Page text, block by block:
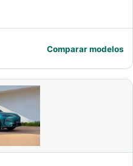
Comparar modelos